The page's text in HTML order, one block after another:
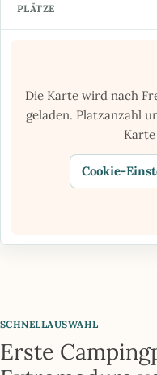
PLÄTZE
Die Karte wird nach
geladen. Platzanzahl
Cookie-
SCHNELLAUSWAHL
Erste